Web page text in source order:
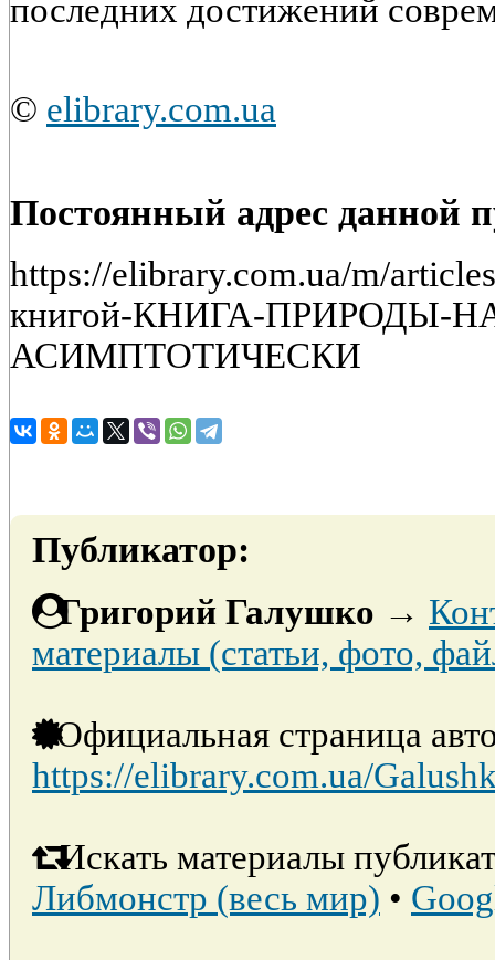
последних достижений
© elibrary.com.ua
Постоянный адрес данной
https://elibrary.com.ua/m/
книгой-КНИГА-ПРИРОДЫ-
АСИМПТОТИЧЕСКИ
Публикатор:
Григорий Галушко →
материалы (статьи, фото,
Официальная страница
https://elibrary.com.ua/
Искать материалы
Либмонстр (весь мир) •